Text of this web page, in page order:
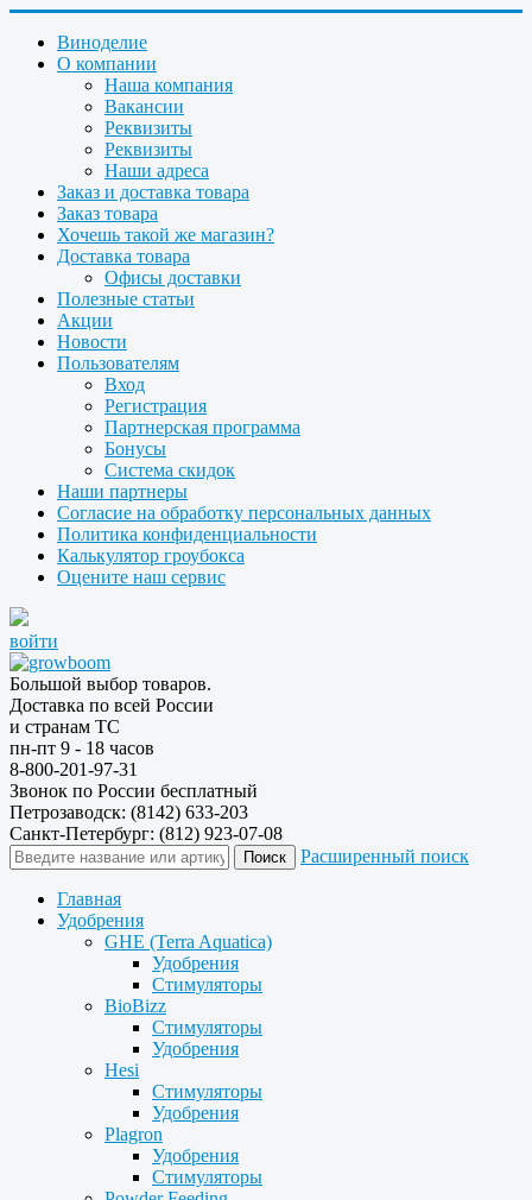
Виноделие
О компании
Наша компания
Вакансии
Реквизиты
Реквизиты
Наши адреса
Заказ и доставка товара
Заказ товара
Хочешь такой же магазин?
Доставка товара
Офисы доставки
Полезные статьи
Акции
Новости
Пользователям
Вход
Регистрация
Партнерская программа
Бонусы
Система скидок
Наши партнеры
Согласие на обработку персональных данных
Политика конфиденциальности
Калькулятор гроубокса
Оцените наш сервис
войти
Большой выбор товаров.
Доставка по всей России
и странам ТС
пн-пт 9 - 18 часов
8-800-201-97-31
Звонок по России бесплатный
Петрозаводск: (8142) 633-203
Санкт-Петербург: (812) 923-07-08
Расширенный поиск
Главная
Удобрения
GHE (Terra Aquatica)
Удобрения
Стимуляторы
BioBizz
Стимуляторы
Удобрения
Hesi
Стимуляторы
Удобрения
Plagron
Удобрения
Стимуляторы